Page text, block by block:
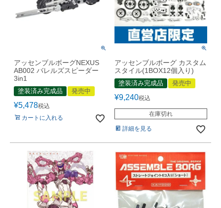
アッセンブルボーグNEXUS
AB002 バレルズスピーダー
3in1
塗装済み完成品 発売中
¥5,478税込
カートに入れる
アッセンブルボーグ カスタム
スタイル(1BOX12個入り)
塗装済み完成品 発売中
¥9,240税込
在庫切れ
詳細を見る